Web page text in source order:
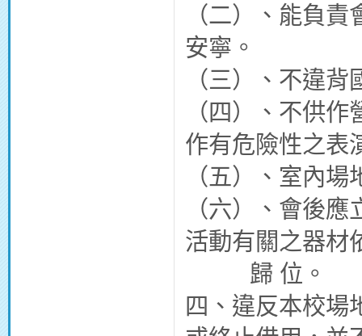
（二）、能負
安寧。
（三）、不違
（四）、不供
作有危險性之表
（五）、室內
（六）、會後
活動有關之器材
歸 位。
四、違反本校場